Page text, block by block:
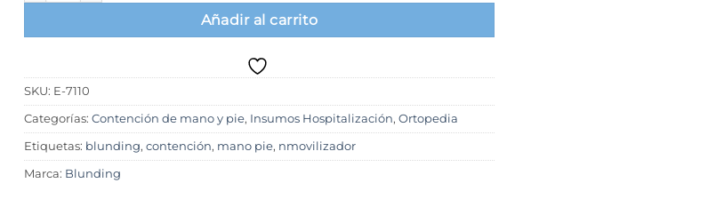
Añadir al carrito
SKU: E-7110
Categorías:Contención de mano y pie, Insumos Hospitalización,Ortopedia
Etiquetas: blunding,contención, mano pie, nmovilizador
Marca: Blunding